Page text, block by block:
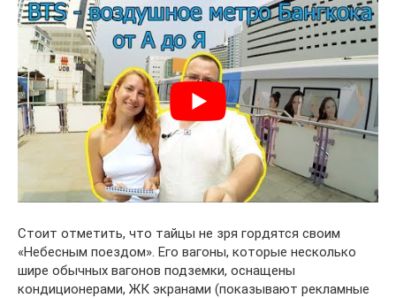
Стоит отметить, что тайцы не зря гордятся своим
«Небесным поездом». Его вагоны, которые несколько
шире обычных вагонов подземки, оснащены
кондиционерами, ЖК экранами (показывают рекламные